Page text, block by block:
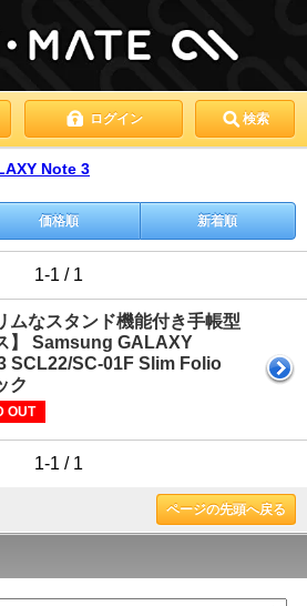
ログイン 検索
Note 3
価格順 新着順
1-1 / 1
ムなスタンド機能付き手帳型
】 Samsung GALAXY
SCL22/SC-01F Slim Folio
ク
OUT
1-1 / 1
ページの先頭へ戻る